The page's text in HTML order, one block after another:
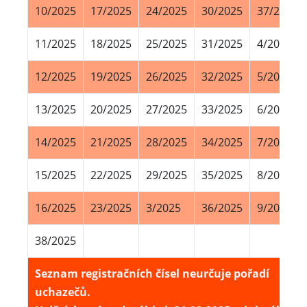
10/2025 17/2025 24/2025 30/2025 37/2025
11/2025 18/2025 25/2025 31/2025 4/2025
12/2025 19/2025 26/2025 32/2025 5/2025
13/2025 20/2025 27/2025 33/2025 6/2025
14/2025 21/2025 28/2025 34/2025 7/2025
15/2025 22/2025 29/2025 35/2025 8/2025
16/2025 23/2025 3/2025 36/2025 9/2025
38/2025
Seznam registračních čísel neurčuje pořadí
uchazečů.